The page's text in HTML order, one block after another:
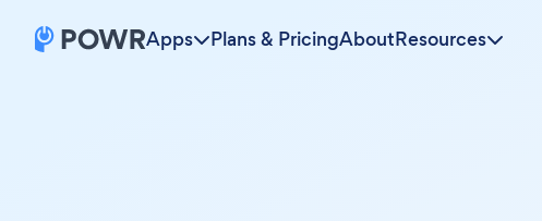
Apps Plans & PricingAboutResources